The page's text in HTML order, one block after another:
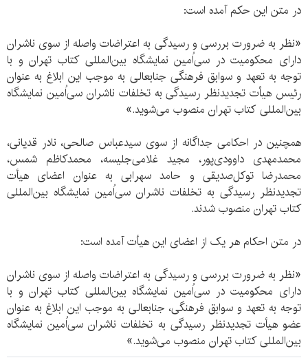
در متن این حکم آمده است:
«نظر به ضرورت بررسی و رسيدگی به اعتراضات واصله از سوی ناشران
دارای محكوميت در سی‌اُمين نمايشگاه بين‌المللی كتاب تهران و با
توجه به تعهد و سوابق فرهنگی جنابعالی به موجب اين ابلاغ به عنوان
رئيس هيأت تجديدنظر رسيدگی به تخلفات ناشران سی‌اُمين نمايشگاه
بين‌المللی كتاب تهران منصوب می‌شويد.»
همچنین در احکامی جداگانه از سوی سیدعباس صالحی، نادر قدیانی،
محمدمهدی داوودی‌پور، مجید غلامی‌جلیسه، محمدکاظم شمس،
محمدرضا توکل‌صدیقی و حامد سهرابی به عنوان اعضای هیأت
تجدیدنظر رسیدگی به تخلفات ناشران سی‌اُمین نمایشگاه بین‌المللی
کتاب تهران منصوب شدند.
در متن احکام هر یک از اعضای این هیأت آمده است:
«نظر به ضرورت بررسی و رسیدگی به اعتراضات واصله از سوی ناشران
دارای محکومیت در سی‌اُمین نمایشگاه بین‌المللی کتاب تهران و با
توجه به تعهد و سوابق فرهنگی، جنابعالی به موجب این ابلاغ به عنوان
عضو هیأت تجدیدنظر رسیدگی به تخلفات ناشران سی‌اُمین نمایشگاه
بین‌المللی کتاب تهران منصوب می‌شوید.»